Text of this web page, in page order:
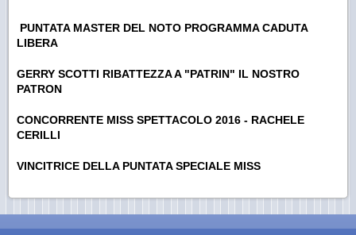
PUNTATA MASTER DEL NOTO PROGRAMMA CADUTA
LIBERA
GERRY SCOTTI RIBATTEZZA A "PATRIN" IL NOSTRO
PATRON
CONCORRENTE MISS SPETTACOLO 2016 - RACHELE
CERILLI
VINCITRICE DELLA PUNTATA SPECIALE MISS